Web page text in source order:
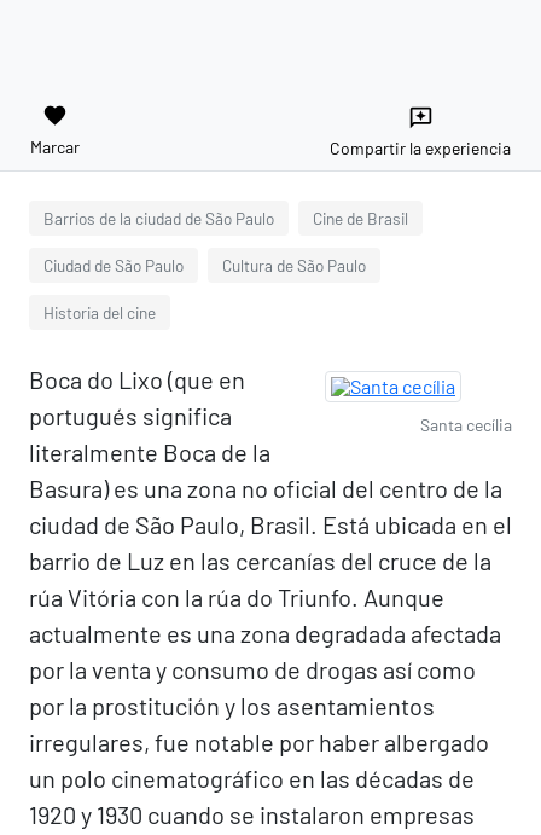
favorite
Marcar
reviews
Compartir la experiencia
Barrios de la ciudad de São Paulo Cine de Brasil
Ciudad de São Paulo Cultura de São Paulo
Historia del cine
Santa cecília
Boca do Lixo (que en
portugués significa
literalmente Boca de la
Basura) es una zona no oficial del centro de la
ciudad de São Paulo, Brasil. Está ubicada en el
barrio de Luz en las cercanías del cruce de la
rúa Vitória con la rúa do Triunfo. Aunque
actualmente es una zona degradada afectada
por la venta y consumo de drogas así como
por la prostitución y los asentamientos
irregulares, fue notable por haber albergado
un polo cinematográfico en las décadas de
1920 y 1930 cuando se instalaron empresas